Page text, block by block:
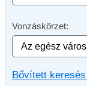
Vonzáskörzet:
Bővített